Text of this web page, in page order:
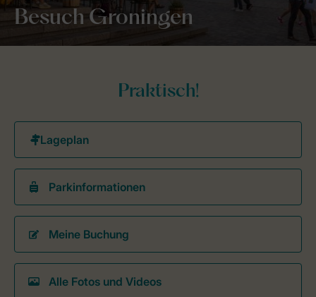
Besuch Groningen
Praktisch!
Parkinformationen
Meine Buchung
Alle Fotos und Videos